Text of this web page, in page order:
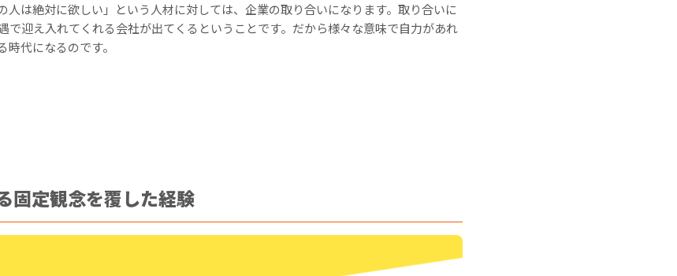
人は絶対に欲しい」という人材に対しては、企業の取り合いになります。取り合いに
で迎え入れてくれる会社が出てくるということです。だから様々な意味で自力があれ
代になるのです。
固定観念を覆した経験